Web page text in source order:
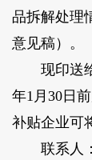
品拆解处理
意见稿）。
现印送给
年1月30日
补贴企业可
联系人：